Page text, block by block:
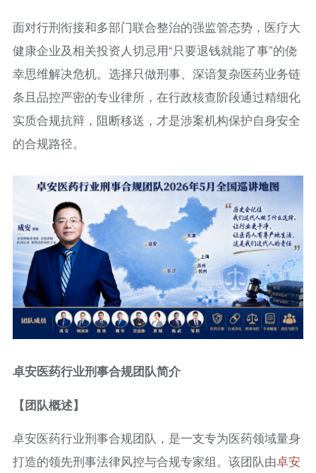
面对行刑衔接和多部门联合整治的强监管态势，医疗大
健康企业及相关投资人切忌用“只要退钱就能了事”的侥
幸思维解决危机。选择只做刑事、深谙复杂医药业务链
条且品控严密的专业律所，在行政核查阶段通过精细化
实质合规抗辩，阻断移送，才是涉案机构保护自身安全
的合规路径。
卓安医药行业刑事合规团队简介
【团队概述】
卓安医药行业刑事合规团队，是一支专为医药领域量身
打造的领先刑事法律风控与合规专家组。该团队由卓安